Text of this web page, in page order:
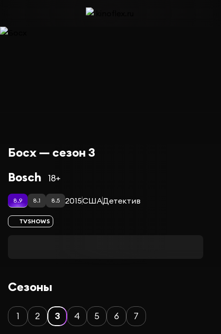
Босх — сезон 3
Bosch
18+
8.9 8.1 8.5 2015СШАДетектив
TVSHOWS
Сезоны
1 2 3 4 5 6 7